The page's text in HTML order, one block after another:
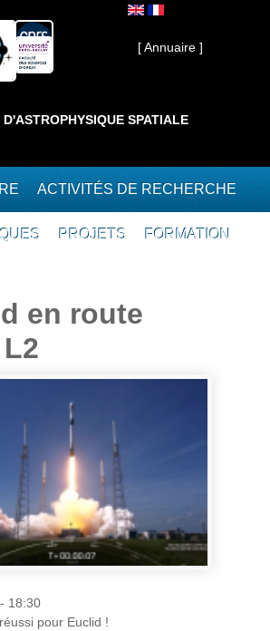
[ Annuaire ]
D'ASTROPHYSIQUE SPATIALE
ACTIVITÉS DE RECHERCHE
PROJETS FORMATION
ici
en route
18:30
pour Euclid !